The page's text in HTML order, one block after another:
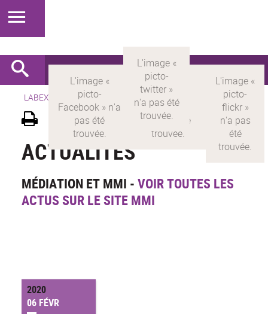
LABEX > LABEX MILYON Version française Présentation
ACTUALITÉS
MÉDIATION ET MMI - VOIR TOUTES LES
ACTUS SUR LE SITE MMI
2020
06 FÉVR